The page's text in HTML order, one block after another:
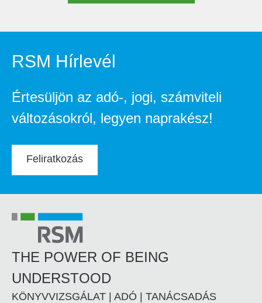
RSM Hírlevél
Értesüljön az adó-, jogi, számviteli
változásokról, legyen naprakész!
Feliratkozás
THE POWER OF BEING
UNDERSTOOD
KÖNYVVIZSGÁLAT | ADÓ | TANÁCSADÁS